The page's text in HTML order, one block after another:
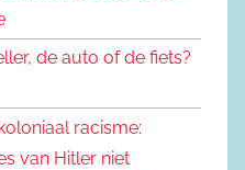
de auto of de fiets?
racisme:
van Hitler niet